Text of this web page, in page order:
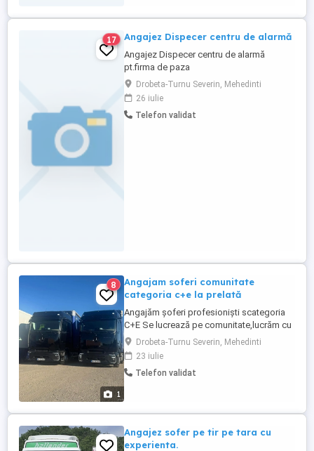
17 Angajez Dispecer centru de alarmă
Angajez Dispecer centru de alarmă
pt.firma de paza
Drobeta-Turnu Severin, Mehedinti
26 iulie
Telefon validat
1
8
Angajam soferi comunitate
categoria c+e la prelată
Angajăm șoferi profesioniști scategoria
C+E Se lucrează pe comunitate,lucrăm cu
mai mulți clienți în mare parte la prelata cu
rute preponderent în: Germania-Benelux-
Franta, Germania-Benelux-Anglia Italia -
Germania -Franța -Uk Franța-Benelux-
Drobeta-Turnu Severin, Mehedinti
23 iulie
Telefon validat
Angajez sofer pe tir pe tara cu
experienta.